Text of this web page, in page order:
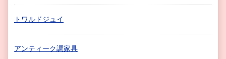
トワルドジュイ
アンティーク調家具